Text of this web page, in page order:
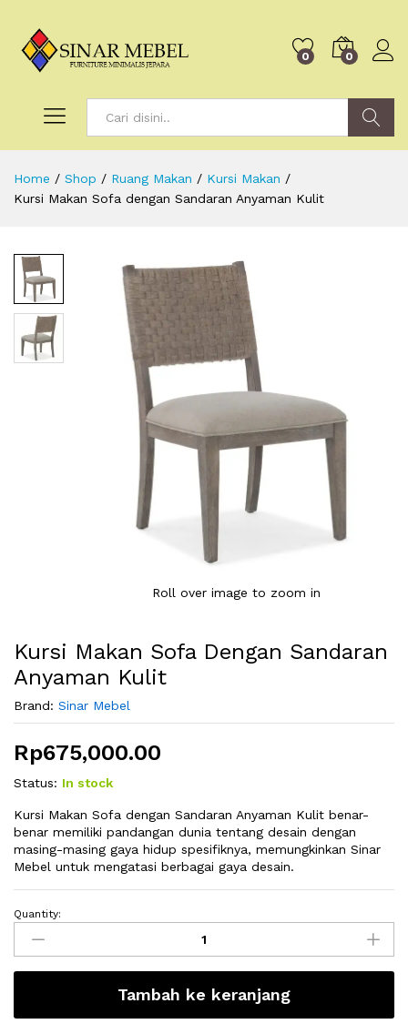
0 0
Search
Home / Shop / Ruang Makan / Kursi Makan /
Kursi Makan Sofa dengan Sandaran Anyaman Kulit
Roll over image to zoom in
Kursi Makan Sofa Dengan Sandaran
Anyaman Kulit
Brand: Sinar Mebel
Rp675,000.00
Status: In stock
Kursi Makan Sofa dengan Sandaran Anyaman Kulit benar-
benar memiliki pandangan dunia tentang desain dengan
masing-masing gaya hidup spesifiknya, memungkinkan Sinar
Mebel untuk mengatasi berbagai gaya desain.
Kursi
Makan
Sofa
dengan
Anyaman
Quantity:
Tambah ke keranjang